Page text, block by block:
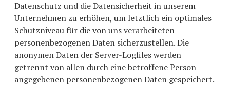
Datenschutz und die Datensicherheit in unserem
Unternehmen zu erhöhen, um letztlich ein optimales
Schutzniveau für die von uns verarbeiteten
personenbezogenen Daten sicherzustellen. Die
anonymen Daten der Server-Logfiles werden
getrennt von allen durch eine betroffene Person
angegebenen personenbezogenen Daten gespeichert.